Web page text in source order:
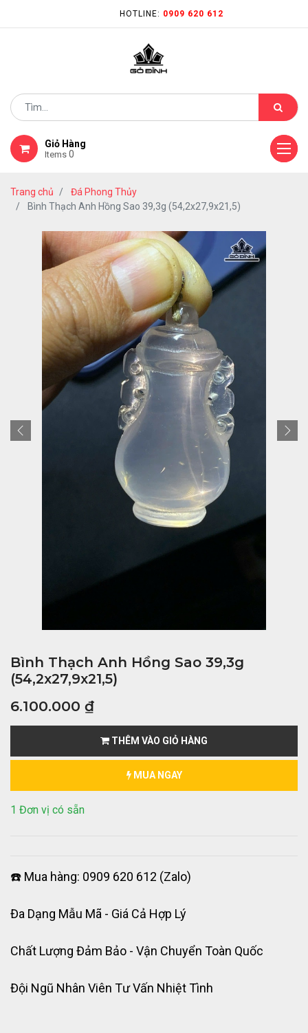
HOTLINE: 0909 620 612
Giỏ Hàng
Items 0
Trang chủ
Đá Phong Thủy
Bình Thạch Anh Hồng Sao 39,3g (54,2x27,9x21,5)
Bình Thạch Anh Hồng Sao 39,3g
(54,2x27,9x21,5)
6.100.000 ₫
THÊM VÀO GIỎ HÀNG
MUA NGAY
1 Đơn vị có sẵn
☎️ Mua hàng: 0909 620 612 (Zalo)
Đa Dạng Mẫu Mã - Giá Cả Hợp Lý
Chất Lượng Đảm Bảo - Vận Chuyển Toàn Quốc
Đội Ngũ Nhân Viên Tư Vấn Nhiệt Tình